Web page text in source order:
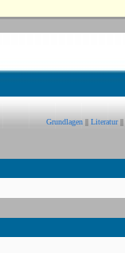
Grundlagen || Literatur||